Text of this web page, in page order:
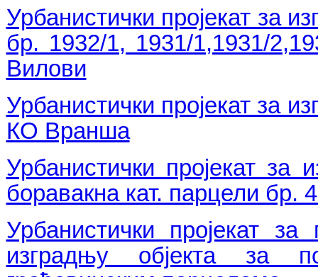
Урбанистички пројекат за
бр. 1932/1, 1931/1,1931/
Вилови
Урбанистички пројекат за
КО Вранша
Урбанистички пројекат за
боравакна кат. парцели бр.
Урбанистички пројекат
изградњу објекта за